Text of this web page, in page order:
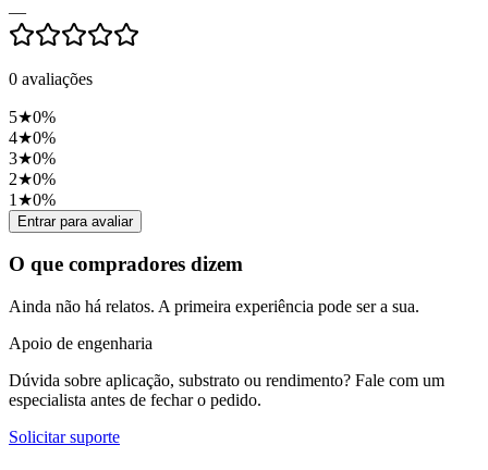
—
0 avaliações
5★0%
4★0%
3★0%
2★0%
1 ★0%
Entrar para avaliar
O que compradores dizem
Ainda não há relatos. A primeira experiência pode ser a sua.
Apoio de engenharia
Dúvida sobre aplicação, substrato ou rendimento? Fale com um
especialista antes de fechar o pedido.
Solicitar suporte